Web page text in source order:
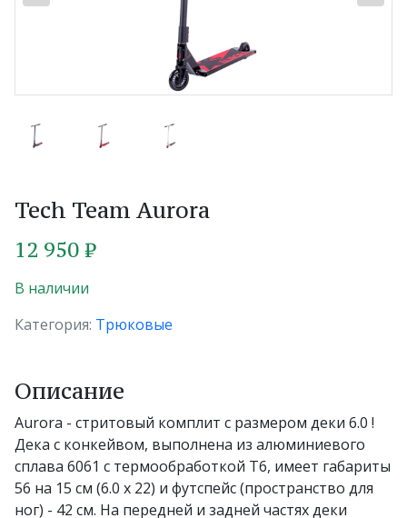
Tech Team Aurora
12 950 ₽
В наличии
Категория: Трюковые
Описание
Aurora - стритовый комплит с размером деки 6.0 !
Дека с конкейвом, выполнена из алюминиевого
сплава 6061 с термообработкой Т6, имеет габариты
56 на 15 см (6.0 х 22) и футспейс (пространство для
ног) - 42 см. На передней и задней частях деки